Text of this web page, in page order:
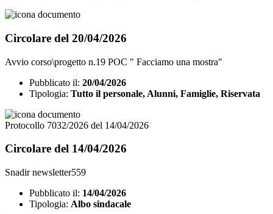
Circolare del 20/04/2026
Avvio corso\progetto n.19 POC " Facciamo una mostra"
Pubblicato il: 20/04/2026
Tipologia: Tutto il personale, Alunni, Famiglie, Riservata
Protocollo 7032/2026 del 14/04/2026
Circolare del 14/04/2026
Snadir newsletter559
Pubblicato il: 14/04/2026
Tipologia: Albo sindacale